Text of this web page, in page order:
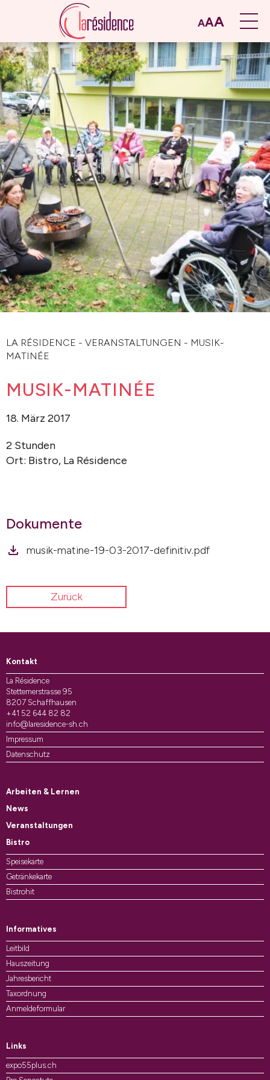
AAA
LA RÉSIDENCE - VERANSTALTUNGEN - MUSIK-
MATINÉE
MUSIK-MATINÉE
18. März 2017
2 Stunden
Ort: Bistro, La Résidence
Dokumente
musik-matine-19-03-2017-definitiv.pdf
Zurück
Kontakt
La Résidence
Stettemerstrasse 95
8207 Schaffhausen
+41 52 644 82 82
info@laresidence-sh.ch
Impressum
Datenschutz
Arbeiten & Lernen
News
Veranstaltungen
Bistro
Speisekarte
Getränkekarte
Bistrohit
Informatives
Leitbild
Hauszeitung
Jahresbericht
Taxordnung
Anmeldeformular
Links
expo55plus.ch